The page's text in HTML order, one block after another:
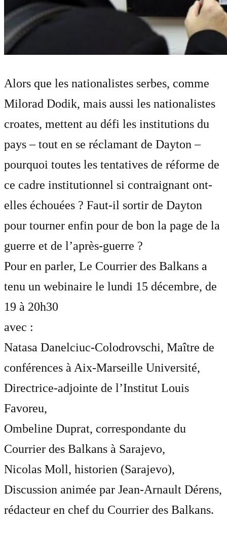
Alors que les nationalistes serbes, comme
Milorad Dodik, mais aussi les nationalistes
croates, mettent au défi les institutions du
pays – tout en se réclamant de Dayton –
pourquoi toutes les tentatives de réforme de
ce cadre institutionnel si contraignant ont-
elles échouées ? Faut-il sortir de Dayton
pour tourner enfin pour de bon la page de la
guerre et de l’après-guerre ?
Pour en parler, Le Courrier des Balkans a
tenu un webinaire le lundi 15 décembre, de
19 à 20h30
avec :
Natasa Danelciuc-Colodrovschi, Maître de
conférences à Aix-Marseille Université,
Directrice-adjointe de l’Institut Louis
Favoreu,
Ombeline Duprat, correspondante du
Courrier des Balkans à Sarajevo,
Nicolas Moll, historien (Sarajevo),
Discussion animée par Jean-Arnault Dérens,
rédacteur en chef du Courrier des Balkans.